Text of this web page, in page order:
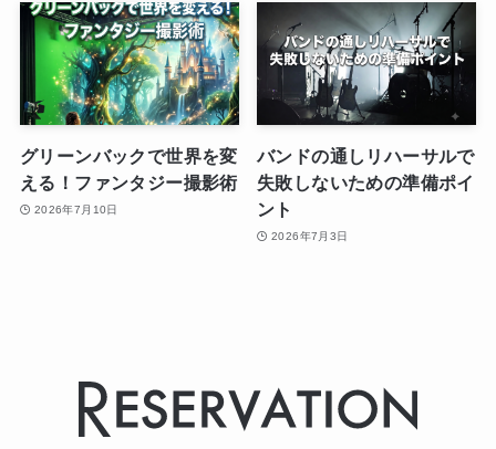
グリーンバックで世界を変
える！ファンタジー撮影術
2026年7月10日
バンドの通しリハーサルで
失敗しないための準備ポイ
ント
2026年7月3日